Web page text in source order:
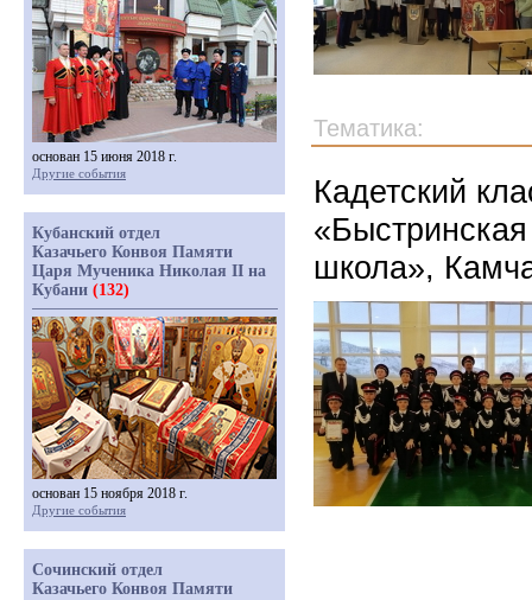
Тематика:
Кадетский
школа»,
основан 15 июня 2018 г.
Другие события
Кубанский отдел
Казачьего Конвоя Памяти
Царя Мученика Николая II на
Кубани (132)
основан 15 ноября 2018 г.
Другие события
Сочинский отдел
Казачьего Конвоя Памяти